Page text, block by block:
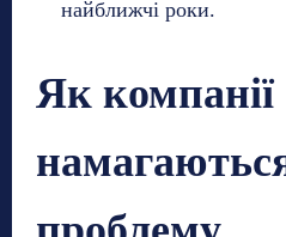
найближчі роки.
Як компанії